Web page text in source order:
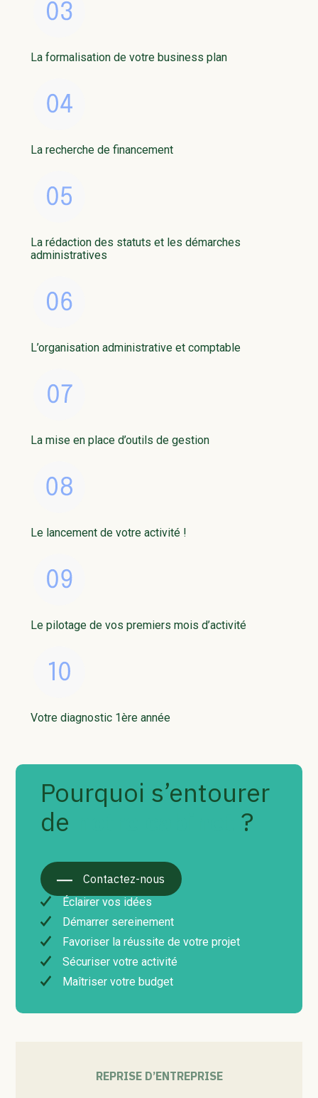
La formalisation de votre business plan
La recherche de financement
La rédaction des statuts et les démarches
administratives
L’organisation administrative et comptable
La mise en place d’outils de gestion
Le lancement de votre activité !
Le pilotage de vos premiers mois d’activité
Votre diagnostic 1ère année
Pourquoi s’entourer
de
?
Contactez-nous
Éclairer vos idées
Démarrer sereinement
Favoriser la réussite de votre projet
Sécuriser votre activité
Maîtriser votre budget
REPRISE D’ENTREPRISE